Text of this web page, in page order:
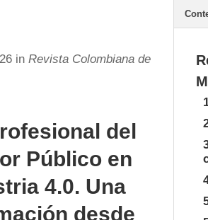
in Revista Colombiana de
del
Público en
4.0. Una
desde